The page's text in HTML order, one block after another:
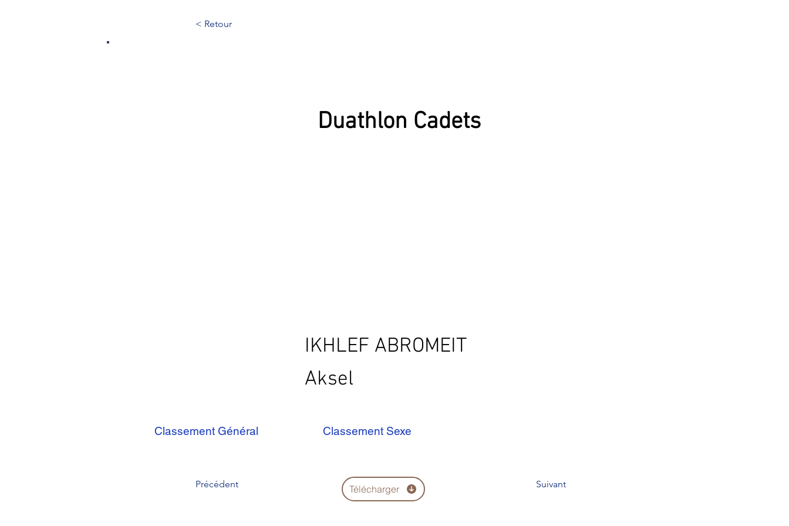
< Retour
IKHLEF ABROMEIT
Aksel
Duathlon Cadets
Classement Général Classement Sexe
Précédent Télécharger Suivant